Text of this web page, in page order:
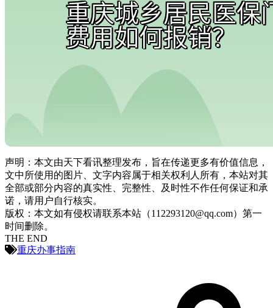
声明：本文由天下看讯整理发布，旨在传递更多有价值信息，
文中所使用的图片、文字内容属于相关权利人所有，本站对其
全部或部分内容的真实性、完整性、及时性不作任何保证和承
诺，请用户自行核实。
版权：本文如有侵权请联系本站（112293120@qq.com）第一
时间删除。
THE END
重庆办事指南